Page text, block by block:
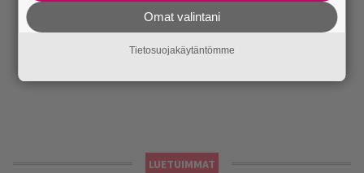
LUETUIMMAT
Omat valintani
Tietosuojakäytäntömme